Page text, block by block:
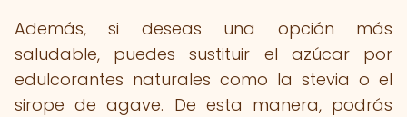
Además, si deseas una opción más
saludable, puedes sustituir el azúcar por
edulcorantes naturales como la stevia o el
sirope de agave. De esta manera, podrás